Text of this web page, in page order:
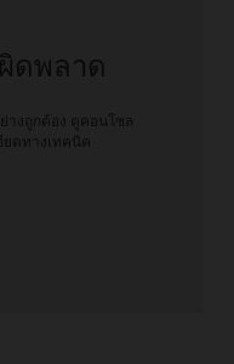
ดพลาด
างถูกต้อง ดูคอนโซล
ยดทางเทคนิค